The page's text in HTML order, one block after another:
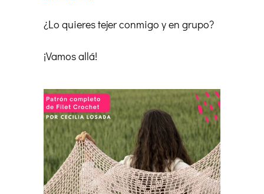
¿Lo quieres tejer conmigo y en grupo?
¡Vamos allá!